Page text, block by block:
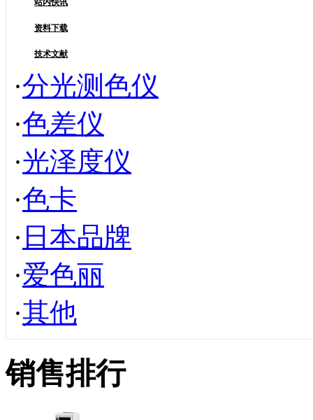
站内快讯
资料下载
技术文献
·分光测色仪
·色差仪
·光泽度仪
·色卡
· 日本品牌
·爱色丽
·其他
销售排行